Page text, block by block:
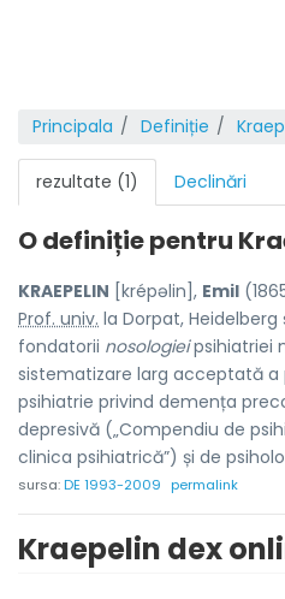
Principala Definiție
rezultate (1) Declinări
O definiție pentru
KRAEPELIN [krépəlin], Emil
Prof. univ. la Dorpat,
fondatorii nosologieipsihiatriei
sistematizare larg acceptată a
psihiatrie privind demența
depresivă („Compendiu de
clinica psihiatrică”) și de
sursa:DE 1993-2009 permalink
Kraepelin dex